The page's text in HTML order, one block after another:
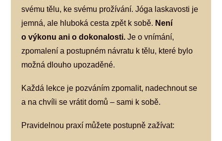
svému tělu, ke svému prožívání. Jóga laskavosti je
jemná, ale hluboká cesta zpět k sobě. Není
o výkonu ani o dokonalosti.Je o vnímání,
zpomalení a postupném návratu k tělu, které bylo
možná dlouho upozaděné.
Každá lekce je pozváním zpomalit, nadechnout se
a na chvíli se vrátit domů – sami k sobě.
Pravidelnou praxí můžete postupně zažívat: